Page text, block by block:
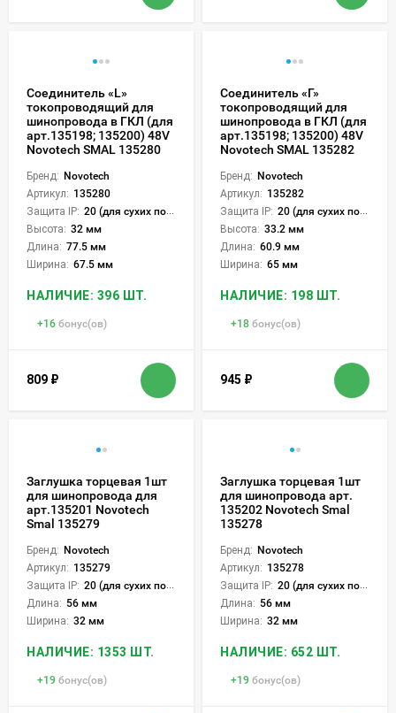
Соединитель «L»
токопроводящий для
шинопровода в ГКЛ (для
арт.135198; 135200) 48V
Novotech SMAL 135280
Бренд: Novotech
Артикул: 135280
Защита IP: 20 (для сухих пом.)
Высота: 32 мм
Длина: 77.5 мм
Ширина: 67.5 мм
НАЛИЧИЕ: 396 ШТ.
+16 бонус(ов)
809 ₽
Соединитель «Г»
токопроводящий для
шинопровода в ГКЛ (для
арт.135198; 135200) 48V
Novotech SMAL 135282
Бренд: Novotech
Артикул: 135282
Защита IP: 20 (для сухих пом.)
Высота: 33.2 мм
Длина: 60.9 мм
Ширина: 65 мм
НАЛИЧИЕ: 198 ШТ.
+18 бонус(ов)
945 ₽
Заглушка торцевая 1шт
для шинопровода для
арт.135201 Novotech
Smal 135279
Бренд: Novotech
Артикул: 135279
Защита IP: 20 (для сухих пом.)
Длина: 56 мм
Ширина: 32 мм
НАЛИЧИЕ: 1353 ШТ.
+19 бонус(ов)
Заглушка торцевая 1шт
для шинопровода арт.
135202 Novotech Smal
135278
Бренд: Novotech
Артикул: 135278
Защита IP: 20 (для сухих пом.)
Длина: 56 мм
Ширина: 32 мм
НАЛИЧИЕ: 652 ШТ.
+19 бонус(ов)